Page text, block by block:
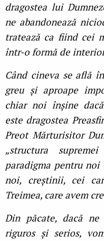
dragostea lui
ne abandonează
tratează ca fiind cei
într-o formă de
Când cineva se află
greu și aproape
chiar noi înșine
este dragostea
Preot Mărturisitor
„structura
paradigma pentru
noi, creștinii, cei
Treimea, care avem
Din păcate, dacă
riguros și serios,